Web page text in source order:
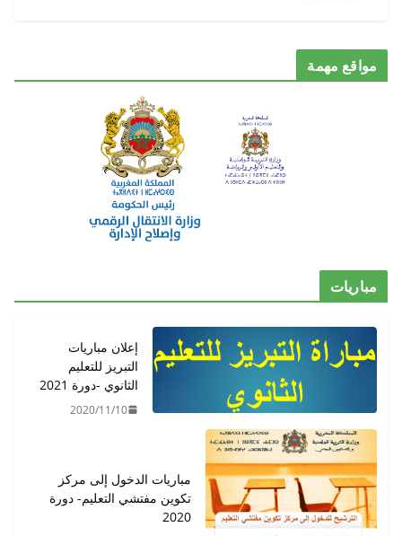
مواقع مهمة
مباريات
إعلان مباريات
التبريز للتعليم
الثانوي -دورة 2021
2020/11/10
مباريات الدخول إلى مركز
تكوين مفتشي التعليم- دورة
2020